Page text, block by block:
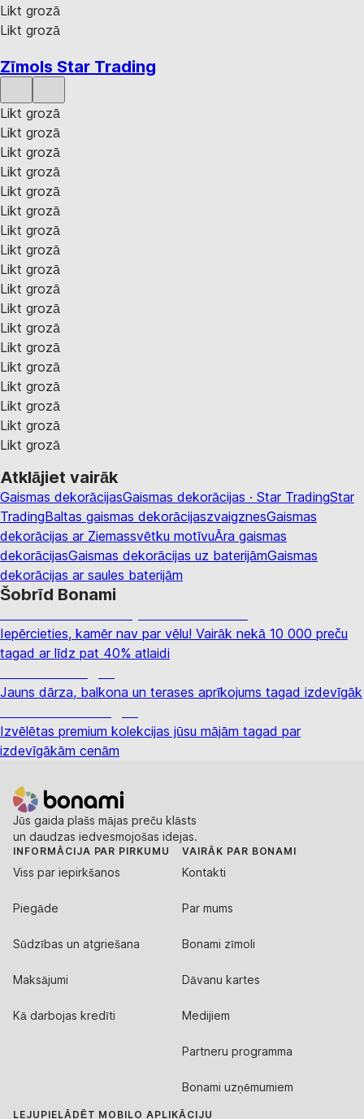
Likt grozā
Likt grozā
Zīmols Star Trading
Likt grozā
Likt grozā
Likt grozā
Likt grozā
Likt grozā
Likt grozā
Likt grozā
Likt grozā
Likt grozā
Likt grozā
Likt grozā
Likt grozā
Likt grozā
Likt grozā
Likt grozā
Likt grozā
Likt grozā
Likt grozā
Atklājiet vairāk
Gaismas dekorācijasGaismas dekorācijas · Star TradingStar
TradingBaltas gaismas dekorācijaszvaigznesGaismas
dekorācijas ar Ziemassvētku motīvuĀra gaismas
dekorācijasGaismas dekorācijas uz baterijāmGaismas
dekorācijas ar saules baterijām
Šobrīd Bonami
Iepērcieties, kamēr nav par vēlu! Vairāk nekā 10 000 preču
tagad ar līdz pat 40% atlaidi
Jauns dārza, balkona un terases aprīkojums tagad izdevīgāk
Izvēlētas premium kolekcijas jūsu mājām tagad par
izdevīgākām cenām
Jūs gaida plašs mājas preču klāsts
un daudzas iedvesmojošas idejas.
INFORMĀCIJA PAR PIRKUMU
Viss par iepirkšanos
Piegāde
Sūdzības un atgriešana
Maksājumi
Kā darbojas kredīti
VAIRĀK PAR BONAMI
Kontakti
Par mums
Bonami zīmoli
Dāvanu kartes
Medijiem
Partneru programma
Bonami uzņēmumiem
LEJUPIELĀDĒT MOBILO APLIKĀCIJU